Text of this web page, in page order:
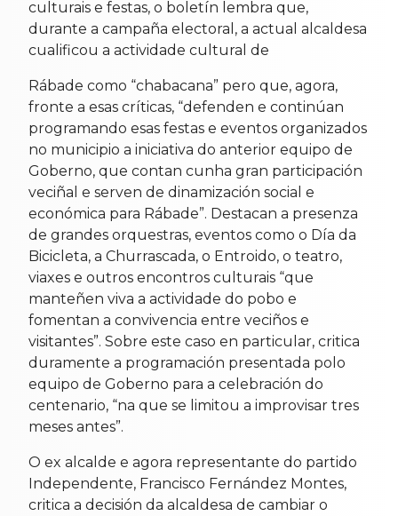
culturais e festas, o boletín lembra que,
durante a campaña electoral, a actual alcaldesa
cualificou a actividade cultural de
Rábade como “chabacana” pero que, agora,
fronte a esas críticas, “defenden e continúan
programando esas festas e eventos organizados
no municipio a iniciativa do anterior equipo de
Goberno, que contan cunha gran participación
veciñal e serven de dinamización social e
económica para Rábade”. Destacan a presenza
de grandes orquestras, eventos como o Día da
Bicicleta, a Churrascada, o Entroido, o teatro,
viaxes e outros encontros culturais “que
manteñen viva a actividade do pobo e
fomentan a convivencia entre veciños e
visitantes”. Sobre este caso en particular, critica
duramente a programación presentada polo
equipo de Goberno para a celebración do
centenario, “na que se limitou a improvisar tres
meses antes”.
O ex alcalde e agora representante do partido
Independente, Francisco Fernández Montes,
critica a decisión da alcaldesa de cambiar o